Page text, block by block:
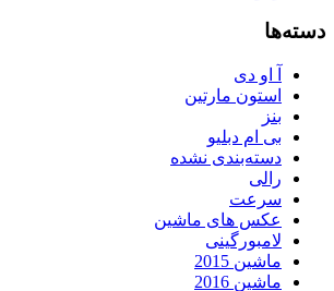
دسته‌ها
آ او دی
استون مارتین
بنز
بی ام دبلیو
دسته‌بندی نشده
رالی
سرعت
عکس های ماشین
لامبورگینی
ماشین 2015
ماشین 2016